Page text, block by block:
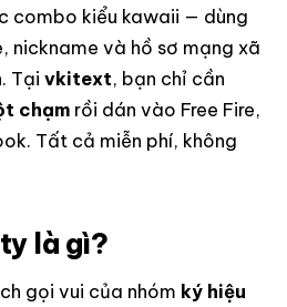
combo kiểu kawaii — dùng
nickname và hồ sơ mạng xã
Tại vkitext, bạn chỉ cần
chạm rồi dán vào Free Fire,
Tất cả miễn phí, không
là gì?
gọi vui của nhóm ký hiệu